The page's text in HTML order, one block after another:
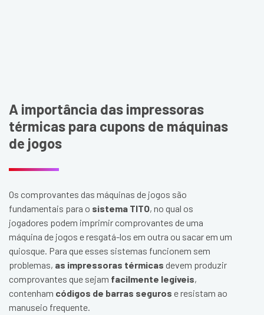
A importância das impressoras
térmicas para cupons de máquinas
de jogos
Os comprovantes das máquinas de jogos são
fundamentais para o sistema TITO, no qual os
jogadores podem imprimir comprovantes de uma
máquina de jogos e resgatá-los em outra ou sacar em um
quiosque. Para que esses sistemas funcionem sem
problemas, as impressoras térmicas devem produzir
comprovantes que sejam facilmente legíveis,
contenham códigos de barras seguros e resistam ao
manuseio frequente.